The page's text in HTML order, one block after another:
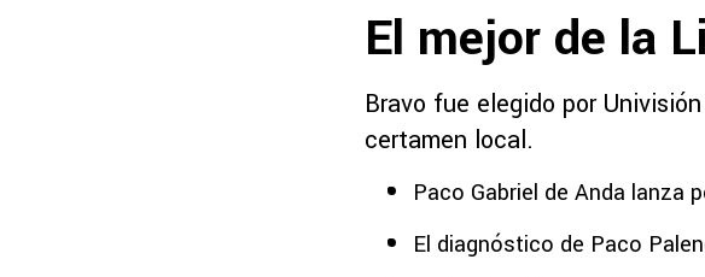
El mejor de la
Bravo fue elegido por
certamen local.
Paco Gabriel de Anda lanza
El diagnóstico de Paco